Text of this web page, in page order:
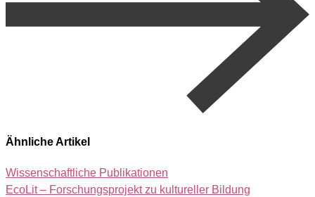
Ähnliche Artikel
Wissenschaftliche Publikationen
EcoLit – Forschungsprojekt zu kultureller Bildung